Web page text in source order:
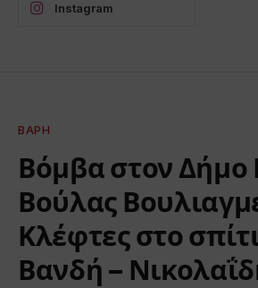
Instagram
ΒΆΡΗ
Βόμβα στον Δήμο
Βούλας
Κλέφτες στο
Βανδή –